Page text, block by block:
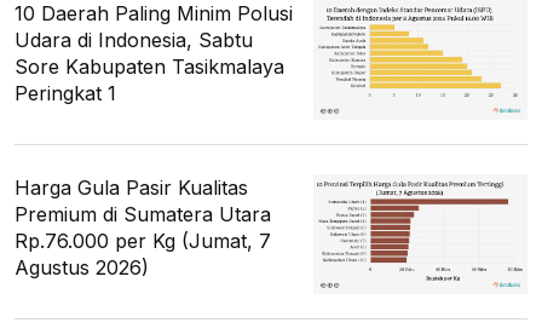
10 Daerah Paling Minim Polusi
Udara di Indonesia, Sabtu
Sore Kabupaten Tasikmalaya
Peringkat 1
Harga Gula Pasir Kualitas
Premium di Sumatera Utara
Rp.76.000 per Kg (Jumat, 7
Agustus 2026)